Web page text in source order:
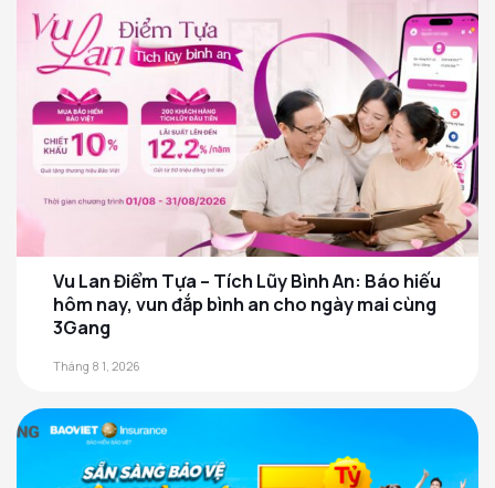
Vu Lan Điểm Tựa – Tích Lũy Bình An: Báo hiếu
hôm nay, vun đắp bình an cho ngày mai cùng
3Gang
Tháng 8 1, 2026